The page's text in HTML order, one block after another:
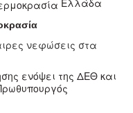
Ελλάδα
νεφώσεις στα